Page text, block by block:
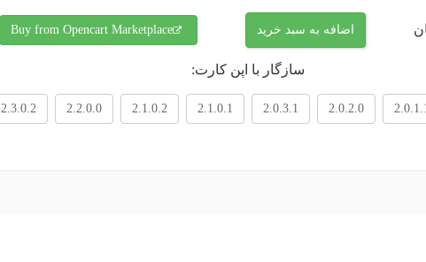
اضافه به سبد خرید Buy from Opencart Marketplace
سازگار با اپن کارت:
2.0.2.0
2.0.3.1
2.1.0.1
2.1.0.2
2.2.0.0
2.3.0.2